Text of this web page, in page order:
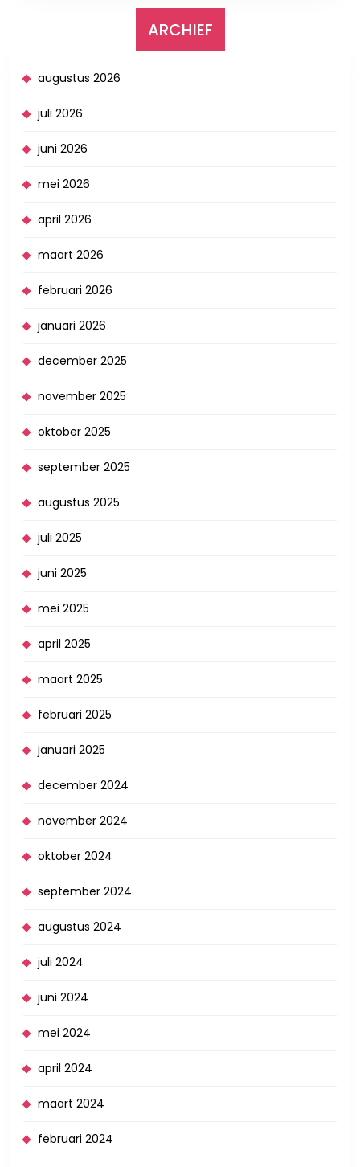
ARCHIEF
augustus 2026
juli 2026
juni 2026
mei 2026
april 2026
maart 2026
februari 2026
januari 2026
december 2025
november 2025
oktober 2025
september 2025
augustus 2025
juli 2025
juni 2025
mei 2025
april 2025
maart 2025
februari 2025
januari 2025
december 2024
november 2024
oktober 2024
september 2024
augustus 2024
juli 2024
juni 2024
mei 2024
april 2024
maart 2024
februari 2024